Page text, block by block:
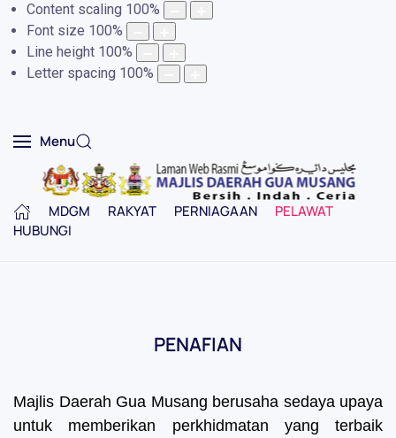
Content scaling 100%
Font size 100%
Line height 100%
Letter spacing 100%
Menu
MDGM RAKYAT PERNIAGAAN
PELAWAT
HUBUNGI
PENAFIAN
Majlis Daerah Gua Musang berusaha sedaya upaya
untuk memberikan perkhidmatan yang terbaik